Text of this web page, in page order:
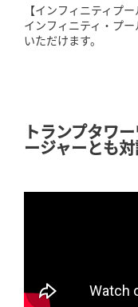
【ワイオル・オーシ
料理が楽しめるレス
ープで食事を楽しめま
トランプタワ
ージャーとも